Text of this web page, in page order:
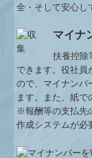
全・そして安心し
マイナ
扶養控除
できます。役社員
ので、マイナンバ
ます。また、紙で
※報酬等の支払先
作成システムが必